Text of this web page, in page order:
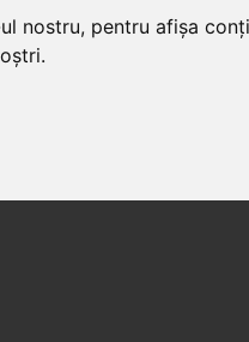
nostru, pentru afișa